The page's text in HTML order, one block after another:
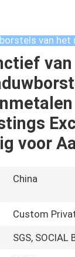
van het
van
voor
China
Custom
SGS, SOCIAL